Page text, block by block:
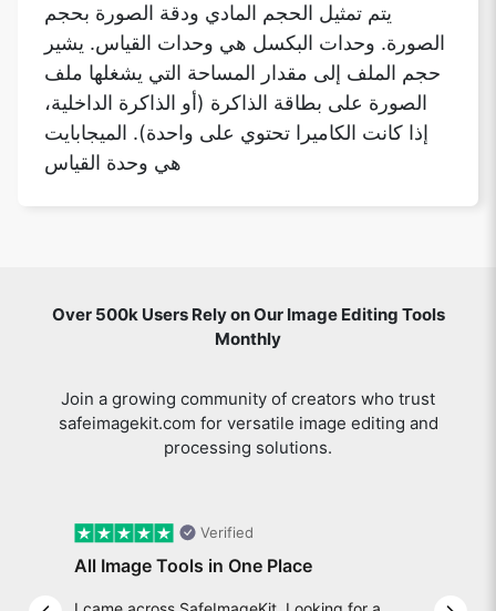
يتم تمثيل الحجم المادي ودقة الصورة بحجم
الصورة. وحدات البكسل هي وحدات القياس. يشير
حجم الملف إلى مقدار المساحة التي يشغلها ملف
الصورة على بطاقة الذاكرة (أو الذاكرة الداخلية،
إذا كانت الكاميرا تحتوي على واحدة). الميجابايت
هي وحدة القياس
Over 500k Users Rely on Our Image Editing Tools
Monthly
Join a growing community of creators who trust
safeimagekit.com for versatile image editing and
processing solutions.
Verified
All Image Tools in One Place